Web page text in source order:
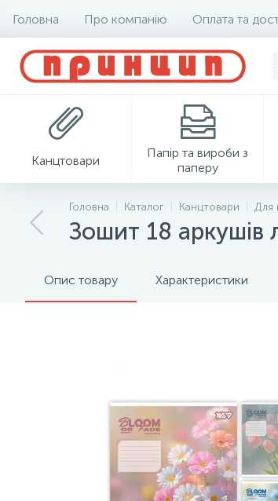
Головна Про компанію Оплата та
Канцтовари
Папір та вироби з
паперу
Головна Каталог Канцтовари Для
Зошит 18 аркушів
Опис товару Характеристики